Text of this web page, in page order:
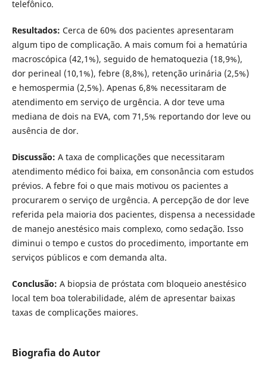
telefônico.
Resultados: Cerca de 60% dos pacientes apresentaram
algum tipo de complicação. A mais comum foi a hematúria
macroscópica (42,1%), seguido de hematoquezia (18,9%),
dor perineal (10,1%), febre (8,8%), retenção urinária (2,5%)
e hemospermia (2,5%). Apenas 6,8% necessitaram de
atendimento em serviço de urgência. A dor teve uma
mediana de dois na EVA, com 71,5% reportando dor leve ou
ausência de dor.
Discussão: A taxa de complicações que necessitaram
atendimento médico foi baixa, em consonância com estudos
prévios. A febre foi o que mais motivou os pacientes a
procurarem o serviço de urgência. A percepção de dor leve
referida pela maioria dos pacientes, dispensa a necessidade
de manejo anestésico mais complexo, como sedação. Isso
diminui o tempo e custos do procedimento, importante em
serviços públicos e com demanda alta.
Conclusão: A biopsia de próstata com bloqueio anestésico
local tem boa tolerabilidade, além de apresentar baixas
taxas de complicações maiores.
Biografia do Autor